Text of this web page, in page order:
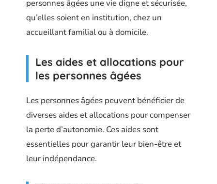
personnes âgées une vie digne et sécurisée,
qu’elles soient en institution, chez un
accueillant familial ou à domicile.
Les aides et allocations pour
les personnes âgées
Les personnes âgées peuvent bénéficier de
diverses aides et allocations pour compenser
la perte d’autonomie. Ces aides sont
essentielles pour garantir leur bien-être et
leur indépendance.